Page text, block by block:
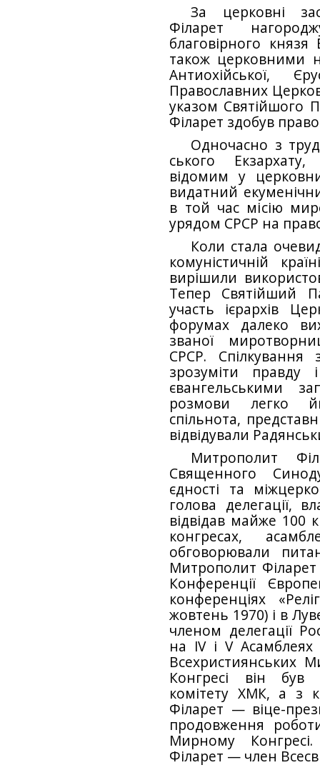
За церковні
Філарет
благовірного
також церковними
Антио­хійської,
Православних
указом Святійшого
Філарет здобув
Одночасно з
ського
відомим у
видатний
в той час місію
урядом СРСР на
Коли стала
комуністичній
вирішили
Тепер Святійший
участь ієрархів
форумах далеко
званої
СРСР. Спілкування
зрозуміти правду
євангельськими
розмови легко
спільнота,
відвідували
Митрополит
Священ­ного
єдності та
голова делегації,
відвідав майже 100
конгресах,
обговорювали
Митрополит
Конференції
конференціях
жовтень 1970) і в
членом делегації
на ІV і V Асамблеях
Всехристиянських
Конгресі він
комітету ХМК, а з
Філарет — віце-
продовження
Мирному
Філарет — член